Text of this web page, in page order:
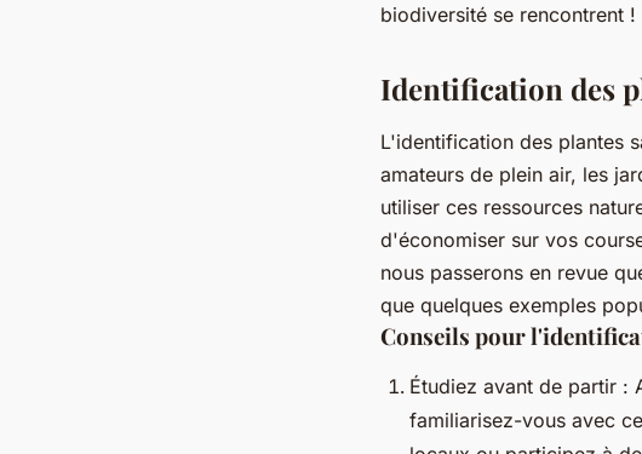
biodiversité se rencontrent !
Identification des
L'identification des plantes
amateurs de plein air, les
utiliser ces ressources
d'économiser sur vos
nous passerons en revue
que quelques exemples
Conseils pour
Étudiez avant de partir :
familiarisez-vous avec